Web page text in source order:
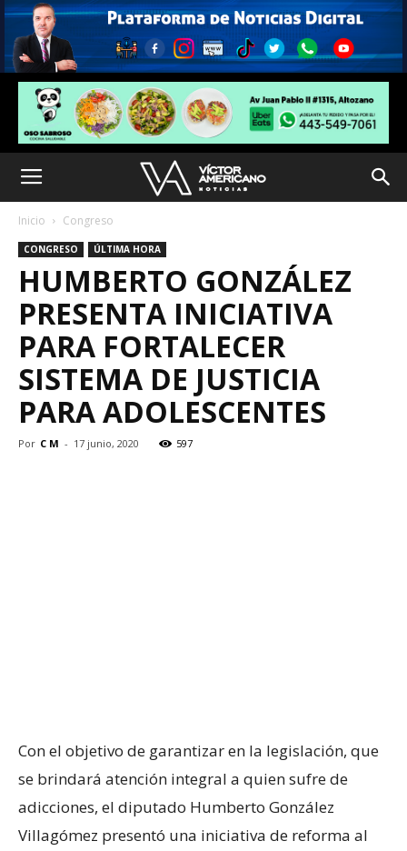
Inicio Congreso
CONGRESO ÚLTIMA HORA
HUMBERTO GONZÁLEZ
PRESENTA INICIATIVA
PARA FORTALECER
SISTEMA DE JUSTICIA
PARA ADOLESCENTES
Por C M - 17 junio, 2020 597
Con el objetivo de garantizar en la legislación, que
se brindará atención integral a quien sufre de
adicciones, el diputado Humberto González
Villagómez presentó una iniciativa de reforma al